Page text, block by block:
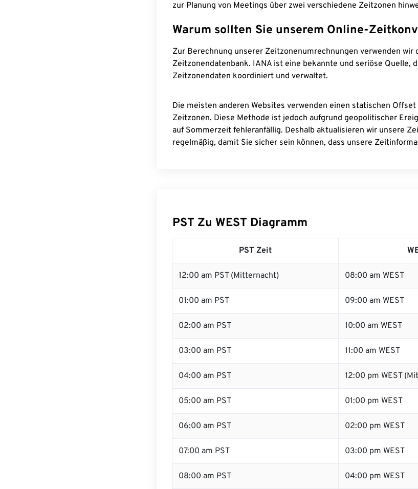
zur Planung von Meetings über zwei verschiedene Zeitzonen
Warum sollten Sie unserem Online-
Zur Berechnung unserer Zeitzonenumrechnungen verwenden wir
Zeitzonendatenbank. IANA ist eine bekannte und seriöse Quelle,
Zeitzonendaten koordiniert und verwaltet.
Die meisten anderen Websites verwenden einen statischen
Zeitzonen. Diese Methode ist jedoch aufgrund geopolitischer
auf Sommerzeit fehleranfällig. Deshalb aktualisieren wir unsere
regelmäßig, damit Sie sicher sein können, dass unsere
PST Zu WEST Diagramm
PST Zeit
12:00 am PST (Mitternacht) 08:00 am WEST
01:00 am PST 09:00 am WEST
02:00 am PST 10:00 am WEST
03:00 am PST 11:00 am WEST
04:00 am PST 12:00 pm WEST
05:00 am PST 01:00 pm WEST
06:00 am PST 02:00 pm WEST
07:00 am PST 03:00 pm WEST
08:00 am PST 04:00 pm WEST